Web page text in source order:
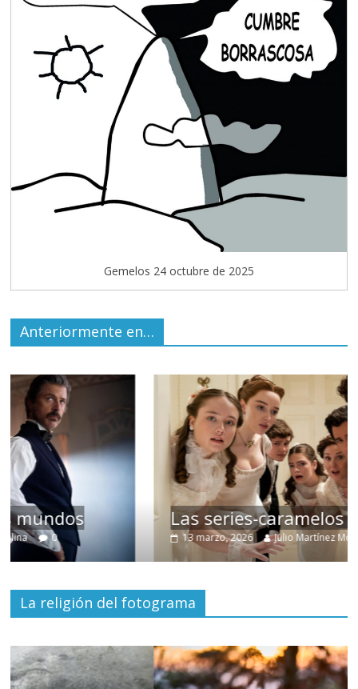
Gemelos 24 octubre de 2025
Anteriormente en…
Las series-caramelos de Shondaland
13 marzo, 2026 Julio Martínez Molina 0
La religión del fotograma